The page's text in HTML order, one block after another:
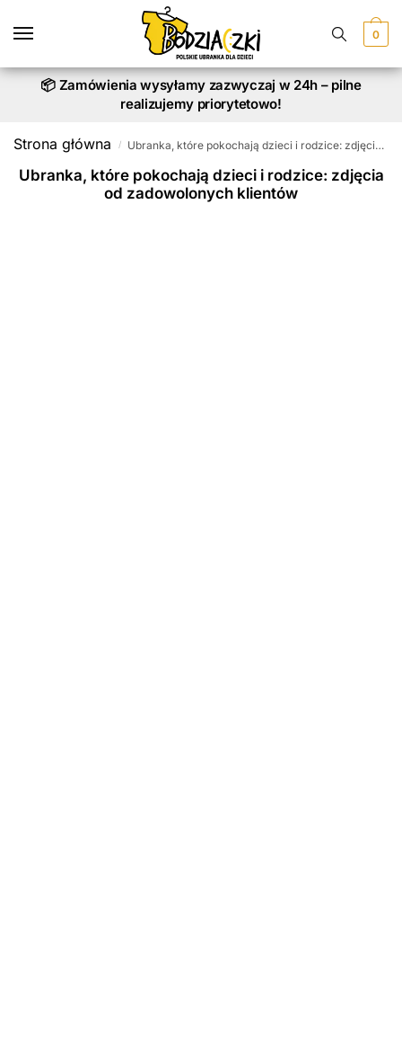
0
📦 Zamówienia wysyłamy zazwyczaj w 24h – pilne
realizujemy priorytetowo!
Strona główna / Ubranka, które pokochają dzieci i rodzice: zdjęcia od zadowolonych klientów
Ubranka, które pokochają dzieci i rodzice: zdjęcia
od zadowolonych klientów